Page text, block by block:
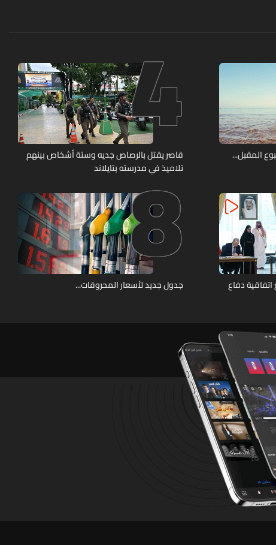
المقبل...
4
قاصر يقتل بالرصاص جديه وستة أشخاص بينهم
تلاميذ في مدرسته بتايلاند
دفاع
8
جدول جديد لأسعار المحروقات...